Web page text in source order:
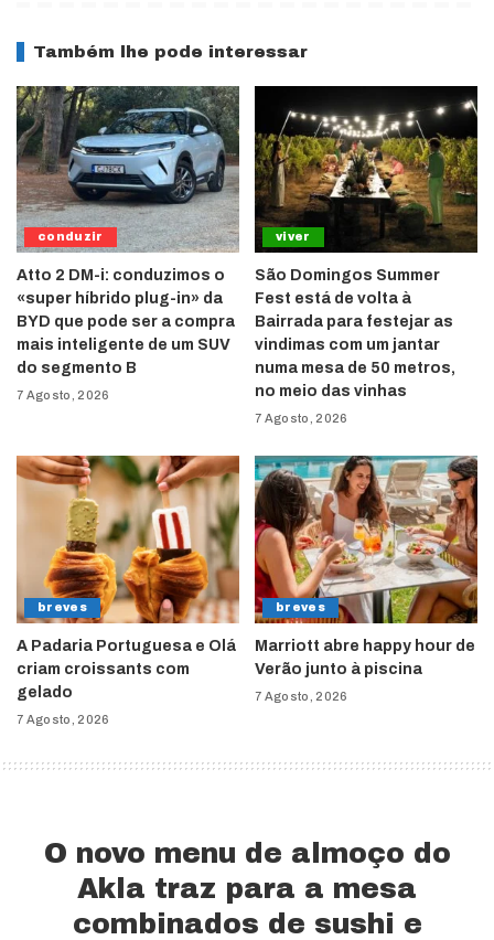
Também lhe pode interessar
conduzir
Atto 2 DM-i: conduzimos o
«super híbrido plug-in» da
BYD que pode ser a compra
mais inteligente de um SUV
do segmento B
7 Agosto, 2026
viver
São Domingos Summer
Fest está de volta à
Bairrada para festejar as
vindimas com um jantar
numa mesa de 50 metros,
no meio das vinhas
7 Agosto, 2026
breves
A Padaria Portuguesa e Olá
criam croissants com
gelado
7 Agosto, 2026
breves
Marriott abre happy hour de
Verão junto à piscina
7 Agosto, 2026
O novo menu de almoço do
Akla traz para a mesa
combinados de sushi e